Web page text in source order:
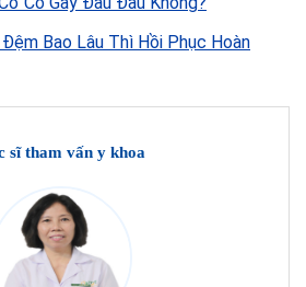
Bao Lâu Thì Hồi Phục Hoàn
sĩ tham vấn y khoa